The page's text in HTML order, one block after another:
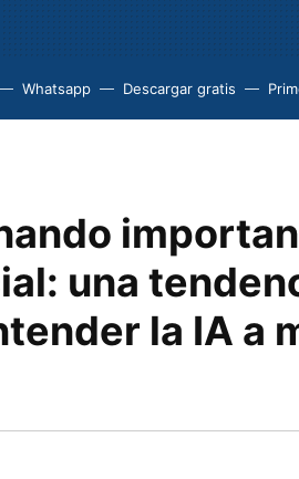
Whatsapp Descargar gratis
una
la IA a